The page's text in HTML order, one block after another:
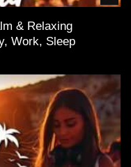
& Relaxing
Work, Sleep